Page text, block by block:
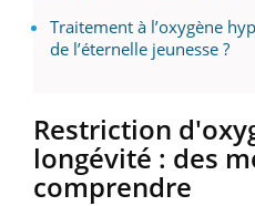
Traitement à l’oxygène
de l’éternelle jeunesse ?
Restriction
longévité : des
comprendre